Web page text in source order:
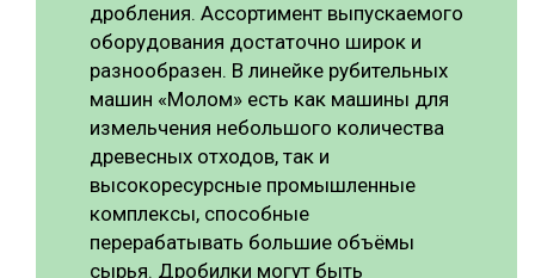
дробления. Ассортимент выпускаемого
оборудования достаточно широк и
разнообразен. В линейке рубительных
машин «Молом» есть как машины для
измельчения небольшого количества
древесных отходов, так и
высокоресурсные промышленные
комплексы, способные
перерабатывать большие объёмы
сырья. Дробилки могут быть